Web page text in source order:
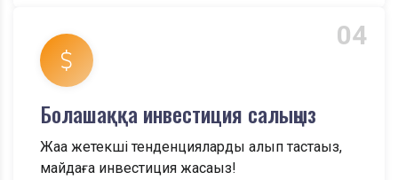
04
Болашаққа инвестиция салыңыз
Жаңа жетекші тенденцияларды алып тастаңыз,
майдаға инвестиция жасаңыз!